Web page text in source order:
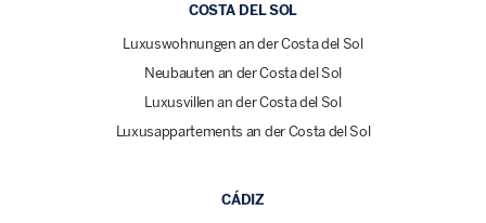
COSTA DEL SOL
Luxuswohnungen an der Costa del Sol
Neubauten an der Costa del Sol
Luxusvillen an der Costa del Sol
Luxusappartements an der Costa del Sol
CÁDIZ